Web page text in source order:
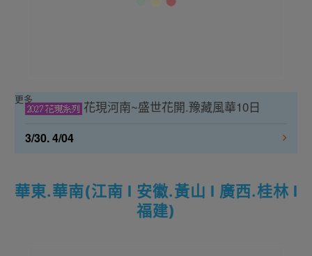
花現河南~盛世花開.豫藏風華10日
3/30. 4/04
更多
華東.華南(江南 l 安徽.黃山 l 廣西.桂林 l
福建)